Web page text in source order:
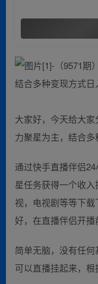
大家好，今天给大
力聚星为主，结合
通过快手直播伴侣
星任务获得一个收
视，电视剧等等下
好，在直播伴侣开
简单无脑，没有任
可以直播挂起来，